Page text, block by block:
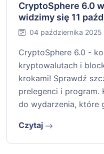
CryptoSphere 6.0
widzimy się 11
04 października 2025
CryptoSphere 6.0 -
kryptowalutach i
krokami! Sprawdź
prelegenci i program.
do wydarzenia, które
Czytaj